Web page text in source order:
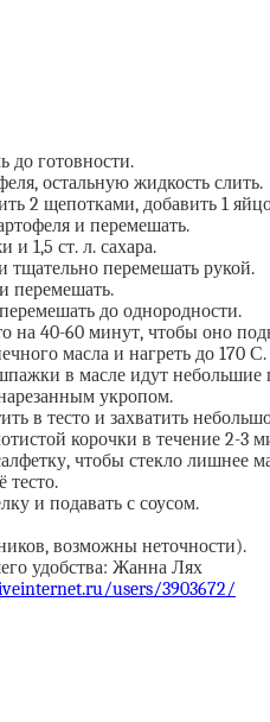
до готовности.
остальную жидкость слить.
2 щепотками, добавить 1
и перемешать.
1,5 ст. л. сахара.
тщательно перемешать рукой.
перемешать.
до однородности.
на 40-60 минут, чтобы оно
масла и нагреть до 170 С.
в масле идут небольшие
укропом.
в тесто и захватить
корочки в течение 2-3
чтобы стекло лишнее
тесто.
и подавать с соусом.
возможны неточности).
удобства: Жанна Лях
users/3903672/